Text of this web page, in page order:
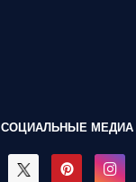
СОЦИАЛЬНЫЕ МЕДИА